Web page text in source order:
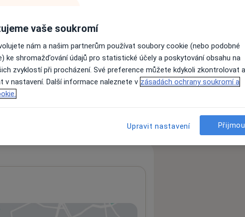
Názory pacientů
nejsou k dispozici
informace o svých službách.
vaše soukromí
nám a našim partnerům používat soubory cookie (nebo podobné
ke shromažďování údajů pro statistické účely a poskytování obsahu na
zvyklostí při procházení. Své preference můžete kdykoli zkontrolovat a
v nastavení. Další informace naleznete v zásadách ochrany soukromí a
Upravit nastavení